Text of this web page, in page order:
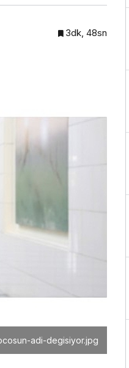
3dk, 48sn
adi-degisiyor.jpg